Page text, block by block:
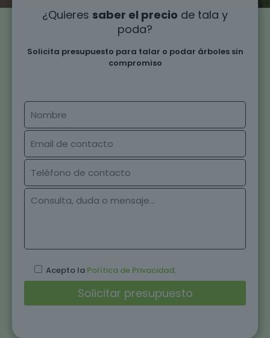
¿Quieres saber el precio de tala y
poda?
Solicita presupuesto para talar o podar árboles sin
compromiso
Acepto la Política de Privacidad.